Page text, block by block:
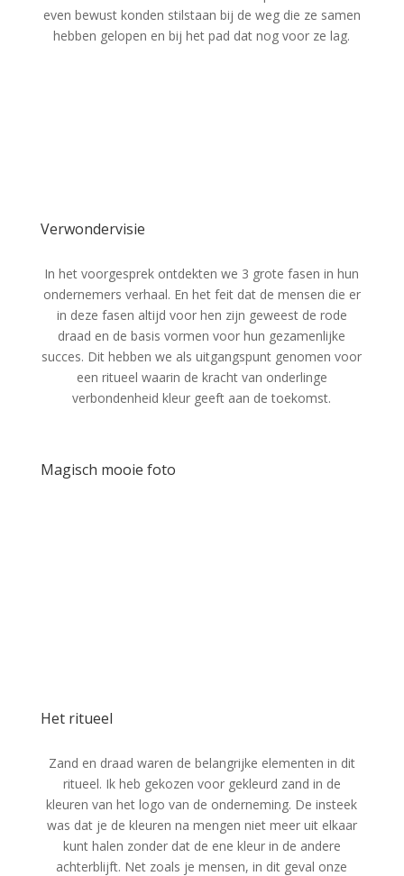
even bewust konden stilstaan bij de weg die ze samen
hebben gelopen en bij het pad dat nog voor ze lag.
Verwondervisie
In het voorgesprek ontdekten we 3 grote fasen in hun
ondernemers verhaal. En het feit dat de mensen die er
in deze fasen altijd voor hen zijn geweest de rode
draad en de basis vormen voor hun gezamenlijke
succes. Dit hebben we als uitgangspunt genomen voor
een ritueel waarin de kracht van onderlinge
verbondenheid kleur geeft aan de toekomst.
Magisch mooie foto
Het ritueel
Zand en draad waren de belangrijke elementen in dit
ritueel. Ik heb gekozen voor gekleurd zand in de
kleuren van het logo van de onderneming. De insteek
was dat je de kleuren na mengen niet meer uit elkaar
kunt halen zonder dat de ene kleur in de andere
achterblijft. Net zoals je mensen, in dit geval onze